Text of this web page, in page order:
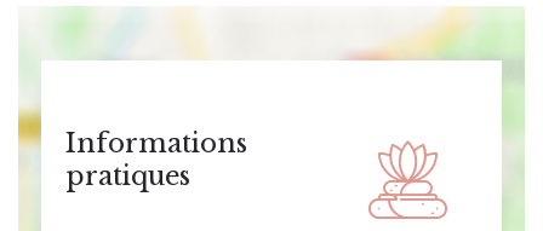
Informations
pratiques